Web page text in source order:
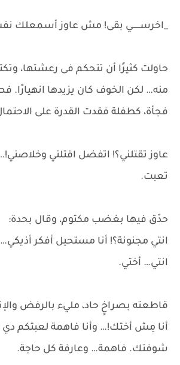
_اخرســــــي بقى! مش عاوز أسمعلك
حاولت كثيرًا أن تتحكم فى رعشتها،
منه… لكن الخوف كان يزيدها
فجأة، كطفلة فقدت القدرة على
عاوز تقتلني؟! اتفضل اقتلني
تعبت.
حدّق فيها بغضب مكتوم، وقال بحدة:
انتي مجنونة؟! أنا مستحيل أفكر
انتي… أختي.
قاطعته بصراخٍ حاد، مليء بالرفض
أنا مِش أختك!… وأنا فاهمة لعبتكم دي
شوفتك. فاهمة… وعارفة كل حاجة.